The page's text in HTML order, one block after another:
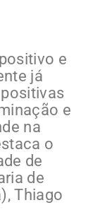
e
já
e
na
o
de
de
Thiago